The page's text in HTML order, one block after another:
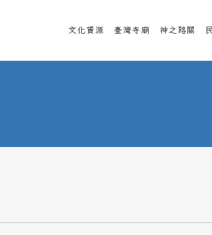
文化資源 臺灣寺廟 神之路關